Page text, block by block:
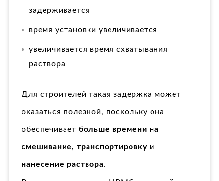
задерживается
время установки увеличивается
увеличивается время схватывания
раствора
Для строителей такая задержка может
оказаться полезной, поскольку она
обеспечивает больше времени на
смешивание, транспортировку и
нанесение раствора.